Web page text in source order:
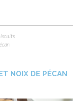
NOIX DE PÉCAN